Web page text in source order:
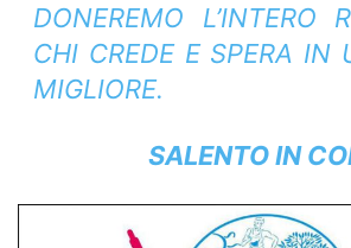
DONEREMO L’INTERO
CHI CREDE E SPERA IN
MIGLIORE.
SALENTO IN